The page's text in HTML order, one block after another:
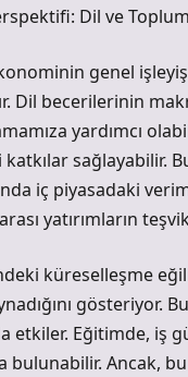
Dil ve
genel
Dil becerilerinin
yardımcı
sağlayabilir.
iç piyasadaki
yatırımların
küreselleşme
gösteriyor.
etkiler. Eğitimde, iş
bulunabilir. Ancak,